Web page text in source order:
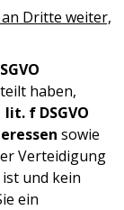
Dritte weiter,
haben,
lit. f DSGVO
sowie
Verteidigung
und kein
ein